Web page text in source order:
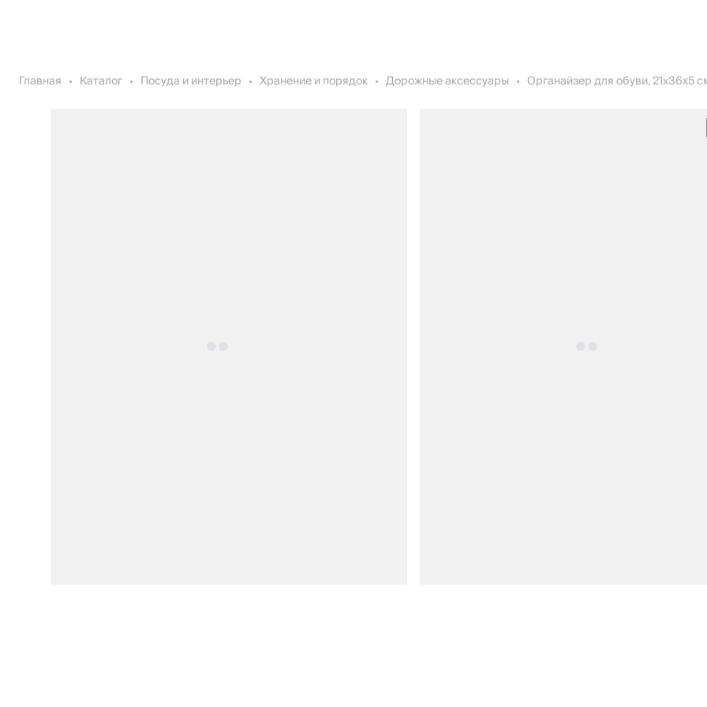
Главная Каталог Посуда и интерьер Хранение и порядок Дорожные аксессуары Органайзер для обуви, 21х36х5